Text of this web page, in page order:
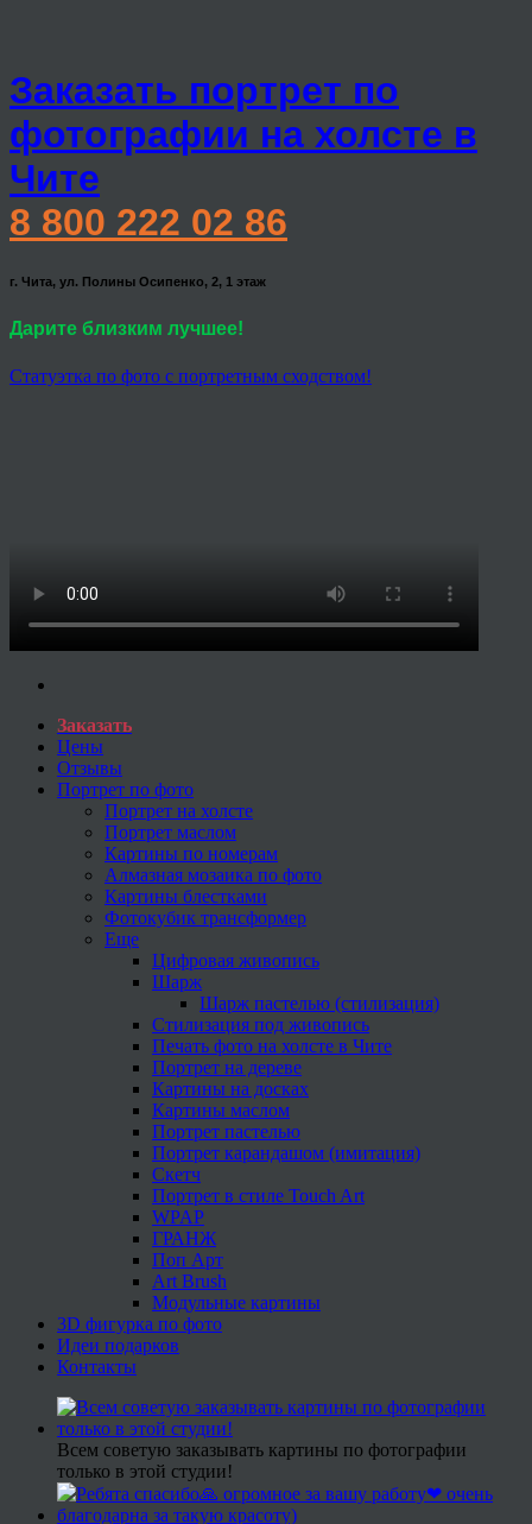
Заказать портрет по
фотографии на холсте в
Чите
8 800 222 02 86
г. Чита, ул. Полины Осипенко, 2, 1 этаж
Дарите близким лучшее!
Статуэтка по фото с портретным сходством!
Заказать
Цены
Отзывы
Портрет по фото
Портрет на холсте
Портрет маслом
Картины по номерам
Алмазная мозаика по фото
Картины блестками
Фотокубик трансформер
Еще
Цифровая живопись
Шарж
Шарж пастелью (стилизация)
Стилизация под живопись
Печать фото на холсте в Чите
Портрет на дереве
Картины на досках
Картины маслом
Портрет пастелью
Портрет карандашом (имитация)
Скетч
Портрет в стиле Touch Art
WPAP
ГРАНЖ
Поп Арт
Art Brush
Модульные картины
3D фигурка по фото
Идеи подарков
Контакты
Всем советую заказывать картины по фотографии
только в этой студии!